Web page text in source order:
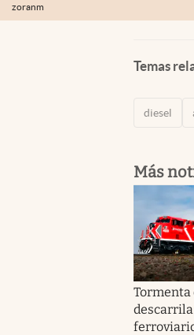
zoranm
Temas
diesel
Más
Tormenta